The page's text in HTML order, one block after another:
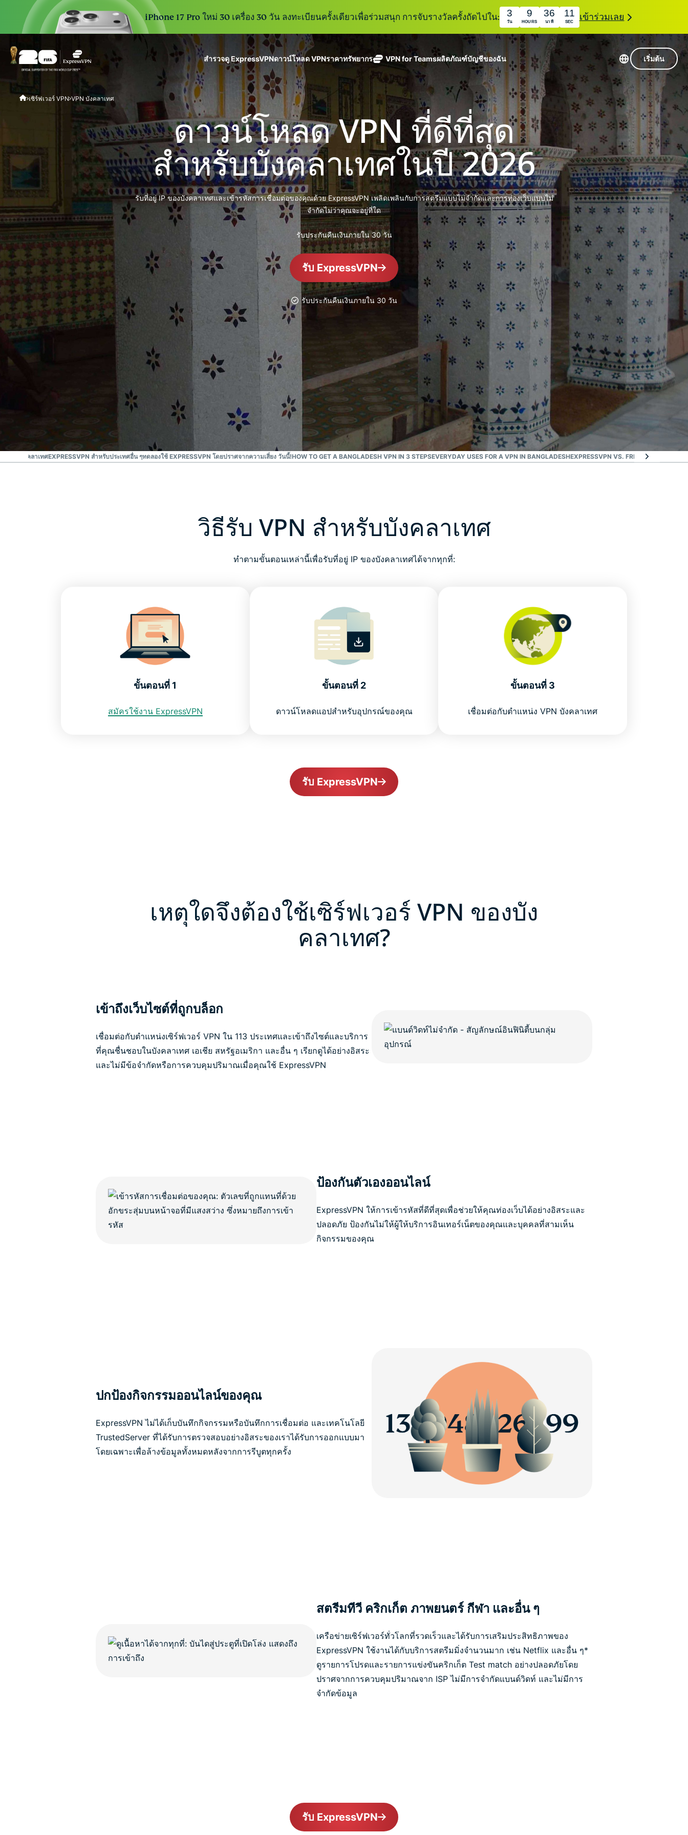
iPhone 17 Pro ใหม่ 30 เครื่อง 30 วัน ลงทะเบียนครั้งเดียวเพื่อร่วมสนุก การจับรางวัลครั้งถัดไปใน: 3
วัน
9
HOURS
36
นาที
10
SEC เข้าร่วมเลย
สำรวจดู ExpressVPN
นโยบายการไม่บันทึกข้อมูล
เซิร์ฟเวอร์ใน 113 ประเทศ
ใช้ได้บนหลายอุปกรณ์
VPN ความเร็วสูง
เข้าถึงบริการออนไลน์อย่างปลอดภัย
VPN สำหรับเล่นเกม
สำรวจดูคุณสมบัติทั้งหมด
เกี่ยวกับ ExpressVPN
การสมัครสมาชิกหนึ่งบัญชีจะมอบการเข้าถึงชุดเครื่องมือความเป็นส่วนตัว
และความปลอดภัยที่มีการเพิ่มขึ้นอย่างต่อเนื่องซึ่งสามารถใช้งานร่วมกันได้
อย่างราบรื่นเพื่อยกระดับชีวิตดิจิทัลของคุณ
ดูผลิตภัณฑ์ทั้งหมด
ดาวน์โหลด VPN
Windows
MacOS
Linux ใหม่
ราคาทรัพยากร
VPN คืออะไร?
VPN สำหรับผู้ใช้งานขั้นเริ่มต้น
วิธีใช้งาน VPN
อธิบายการเข้ารหัสของ VPN
VPN for Teamsผลิตภัณฑ์
ExpressVPN for Teams
Get fast, secure
VPN protection for growing teams. Easy
to deploy, simple to manage, built to
scale.
ExpressVPN
VPN ที่เร็วที่สุด
ในสาขา
อุตสาหกรรม
พร้อมเซิร์ฟเวอร์
ที่ปลอดภัยใน
ประเทศ 113
ประเทศ
ExpressMailGuard
บริการ email relay
แบบส่วนตัวสำหรับ
ปกป้องกล่องข้อความ
ขาเข้าและตัวตนของ
ExpressKeys
การจัดการรหัส
ผ่านที่มีความ
ปลอดภัย การ
ยืนยันตัวตน
หลายชั้น และ
อื่น ๆ
ExpressAI
AI สำหรับผู้
บริโภคราย
แรกที่ขับ
เคลื่อนโดย
confidential
computing
สำหรับความ
อัจฉริยะที่เน้น
ความเป็นส่วน
Identity
Defender
ระวัง ID ที่ทรง
holiday.com
eSIM
eSIM ฟรีใน
กว่า 150
ประเทศ
Intego
Award-
winning
macOS
antivirus,
firewall,
system tools,
and more.
บัญชีของฉัน เริ่มต้น
เซิร์ฟเวอร์ VPN VPN บังคลาเทศ
ดาวน์โหลด VPN ที่ดีที่สุด
สำหรับบังคลาเทศในปี 2026
รับที่อยู่ IP ของบังคลาเทศและเข้ารหัสการเชื่อมต่อของคุณด้วย ExpressVPN เพลิดเพลินกับการสตรีมแบบไม่จำกัดและการท่องเว็บแบบไม่
จำกัดไม่ว่าคุณจะอยู่ที่ใด
รับประกันคืนเงินภายใน 30 วัน
รับ ExpressVPN
รับประกันคืนเงินภายใน 30 วัน
VPN ที่ได้รับความเชื่อถือ อันดับ
VPN บังคลาเทศที่ดีที่สุด
VPN บังคลาเทศEXPRESSVPN สำหรับประเทศอื่น ๆทดลองใช้ EXPRESSVPN โดยปราศจากความเสี่ยง วันนี้!HOW TO GET A BANGLADESH VPN IN 3 STEPSEVERYDAY USES FOR A VPN IN BANGLADESHEXPRESSVPN VS. FREE VPNS IN
วิธีรับ VPN สำหรับบังคลาเทศ
ทำตามขั้นตอนเหล่านี้เพื่อรับที่อยู่ IP ของบังคลาเทศได้จากทุกที่:
ขั้นตอนที่ 1
สมัครใช้งาน ExpressVPN
ขั้นตอนที่ 2
ดาวน์โหลดแอปสำหรับอุปกรณ์ของคุณ
ขั้นตอนที่ 3
เชื่อมต่อกับตำแหน่ง VPN บังคลาเทศ
รับ ExpressVPN
เหตุใดจึงต้องใช้เซิร์ฟเวอร์ VPN ของบัง
คลาเทศ?
เข้าถึงเว็บไซต์ที่ถูกบล็อก
เชื่อมต่อกับตำแหน่งเซิร์ฟเวอร์ VPN ใน 113 ประเทศและเข้าถึงไซต์และบริการ
ที่คุณชื่นชอบในบังคลาเทศ เอเชีย สหรัฐอเมริกา และอื่น ๆ เรียกดูได้อย่างอิสระ
และไม่มีข้อจำกัดหรือการควบคุมปริมาณเมื่อคุณใช้ ExpressVPN
ป้องกันตัวเองออนไลน์
ExpressVPN ให้การเข้ารหัสที่ดีที่สุดเพื่อช่วยให้คุณท่องเว็บได้อย่างอิสระและ
ปลอดภัย ป้องกันไม่ให้ผู้ให้บริการอินเทอร์เน็ตของคุณและบุคคลที่สามเห็น
กิจกรรมของคุณ
ปกป้องกิจกรรมออนไลน์ของคุณ
ExpressVPN ไม่ได้เก็บบันทึกกิจกรรมหรือบันทึกการเชื่อมต่อ และเทคโนโลยี
TrustedServer ที่ได้รับการตรวจสอบอย่างอิสระของเราได้รับการออกแบบมา
โดยเฉพาะเพื่อล้างข้อมูลทั้งหมดหลังจากการรีบูตทุกครั้ง
สตรีมทีวี คริกเก็ต ภาพยนตร์ กีฬา และอื่น ๆ
เครือข่ายเซิร์ฟเวอร์ทั่วโลกที่รวดเร็วและได้รับการเสริมประสิทธิภาพของ
ExpressVPN ใช้งานได้กับบริการสตรีมมิ่งจำนวนมาก เช่น Netflix และอื่น ๆ*
ดูรายการโปรดและรายการแข่งขันคริกเก็ต Test match อย่างปลอดภัยโดย
ปราศจากการควบคุมปริมาณจาก ISP ไม่มีการจำกัดแบนด์วิดท์ และไม่มีการ
จำกัดข้อมูล
รับ ExpressVPN